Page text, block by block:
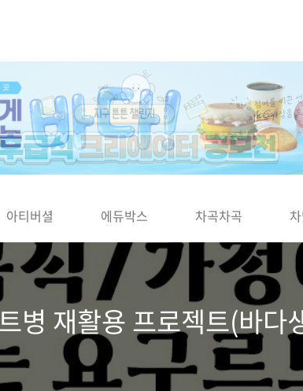
아티버셜 에듀박스 차곡차곡
병 재활용 프로젝트(바다